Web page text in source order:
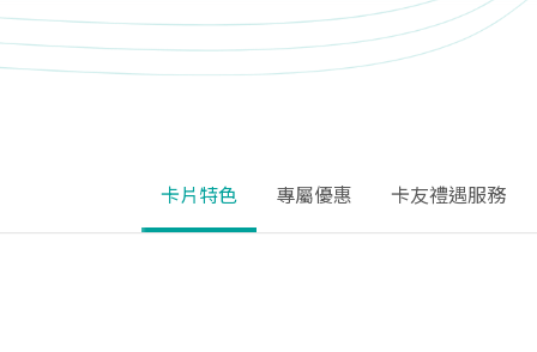
卡片特色 專屬優惠 卡友禮遇服務